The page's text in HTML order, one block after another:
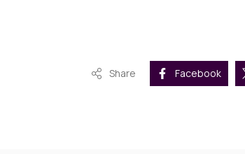
Share Facebook